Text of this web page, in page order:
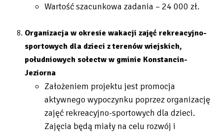
Wartość szacunkowa zadania – 24 000 zł.
Organizacja w okresie wakacji zajęć rekreacyjno-
sportowych dla dzieci z terenów wiejskich,
południowych sołectw w gminie Konstancin-
Jeziorna
Założeniem projektu jest promocja
aktywnego wypoczynku poprzez organizację
zajęć rekreacyjno-sportowych dla dzieci.
Zajęcia będą miały na celu rozwój i